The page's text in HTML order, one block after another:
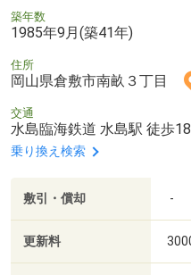
築年数
1985年9月(築41年)
住所
岡山県倉敷市南畝３丁目
交通
水島臨海鉄道 水島駅 徒歩
乗り換え検索
敷引・償却 -
更新料